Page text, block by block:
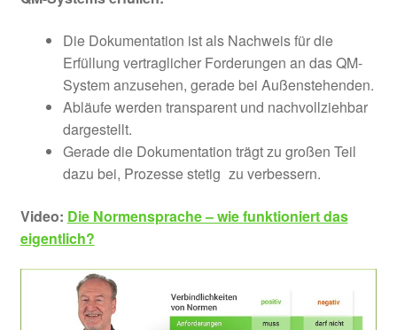
Die Dokumentation ist als Nachweis für die
Erfüllung vertraglicher Forderungen an das QM-
System anzusehen, gerade bei Außenstehenden.
Abläufe werden transparent und nachvollziehbar
dargestellt.
Gerade die Dokumentation trägt zu großen Teil
dazu bei, Prozesse stetig zu verbessern.
Video: Die Normensprache – wie funktioniert das
eigentlich?